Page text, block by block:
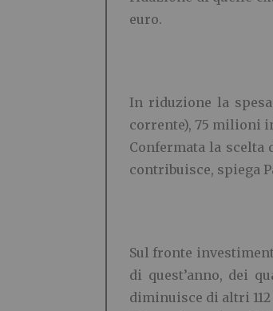
euro.
In riduzione la
corrente), 75 milioni
Confermata la
contribuisce, spiega
Sul fronte
di quest’anno, dei
diminuisce di altri